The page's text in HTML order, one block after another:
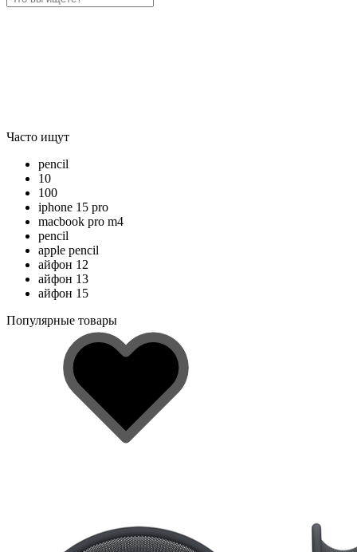
Часто ищут
pencil
10
100
iphone 15 pro
macbook pro m4
pencil
apple pencil
айфон 12
айфон 13
айфон 15
Популярные товары